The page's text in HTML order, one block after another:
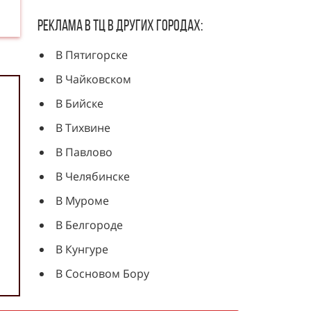
Реклама в ТЦ в других городах:
В Пятигорске
В Чайковском
В Бийске
В Тихвине
В Павлово
В Челябинске
В Муроме
В Белгороде
В Кунгуре
В Сосновом Бору